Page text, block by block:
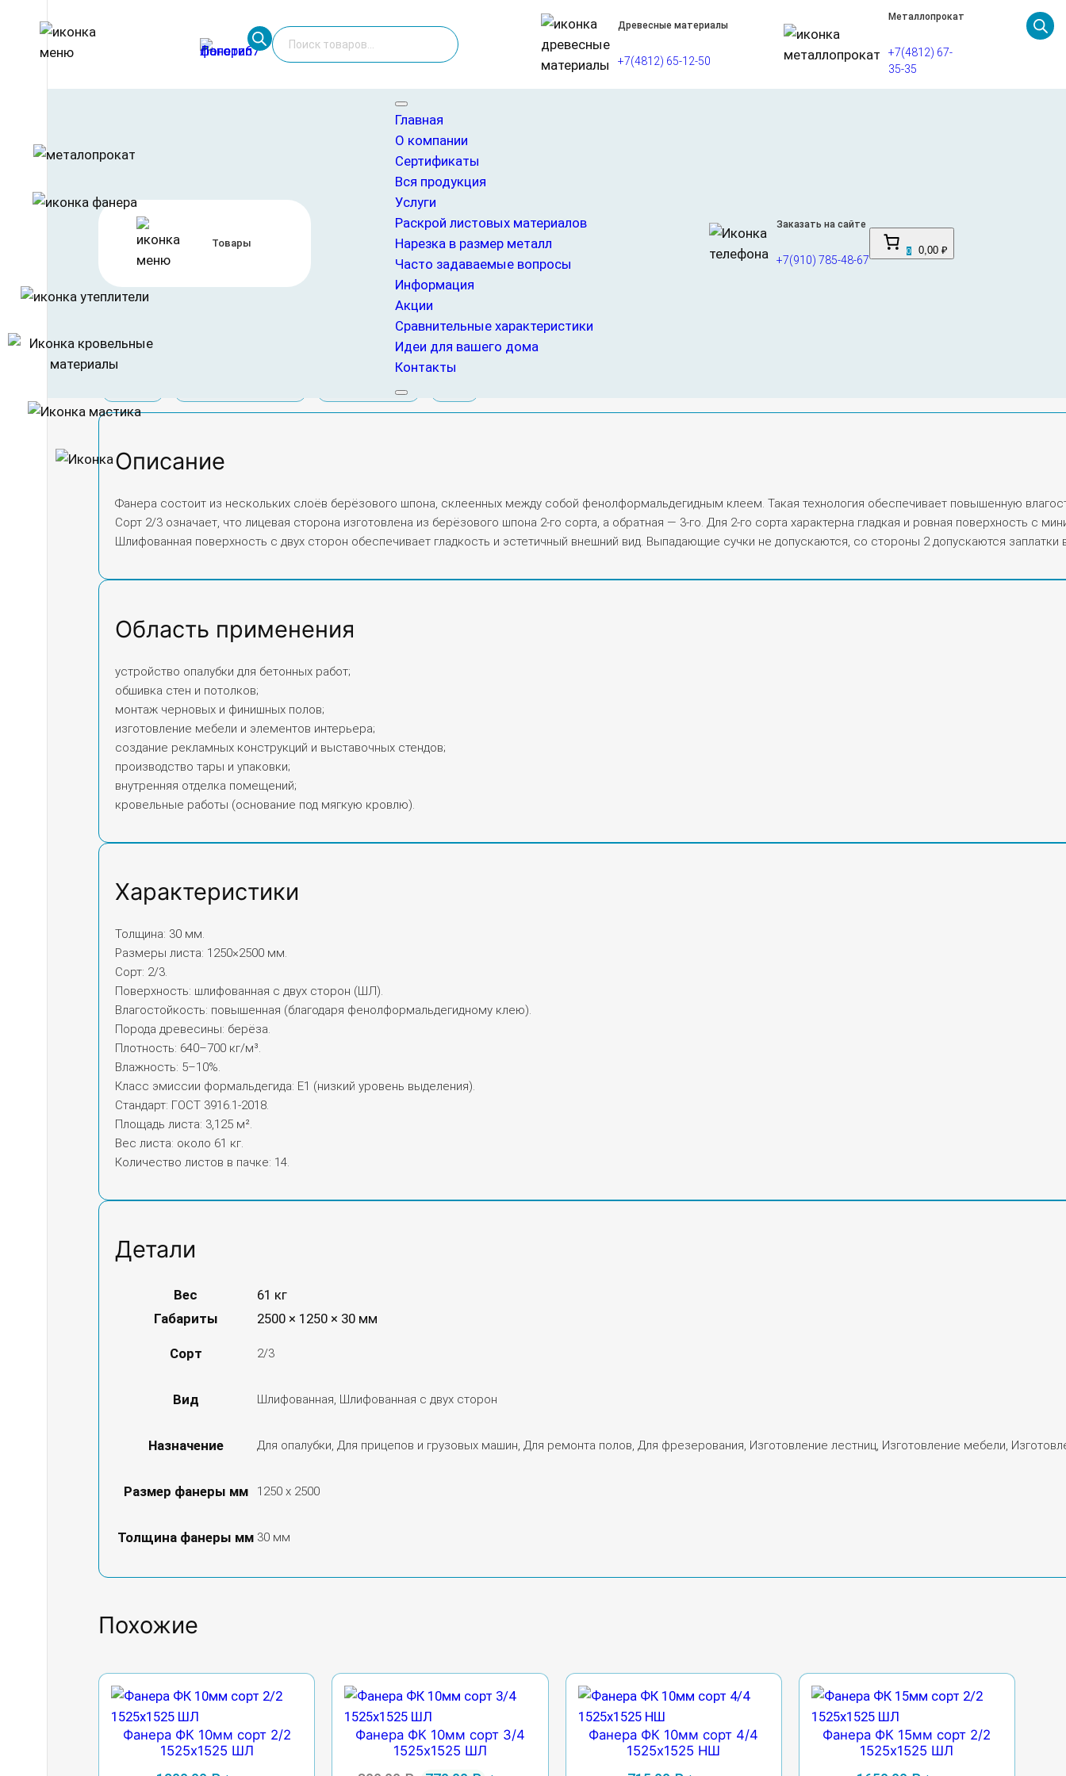
к
содержимому
Поиск
товаров
Древесные материалы
+7(4812) 65-12-50
Металлопрокат
+7(4812) 67-
35-35
Товары
Главная
О компании
Сертификаты
Вся продукция
Услуги
Раскрой листовых материалов
Нарезка в размер металл
Часто задаваемые вопросы
Информация
Акции
Сравнительные характеристики
Идеи для вашего дома
Контакты
Заказать на сайте
+7(910) 785-48-67
0 0,00 ₽
/ Фанера ФСФ 30 мм сорт 2/3 1250х2500 ШЛ
Фанера ФСФ 30 мм сорт 2/3 1250х2500 ШЛ
Фанера ФСФ 30 мм 2/3 ШЛ — влагостойкий материал для строительных, мебельных и отделочных
работ. Подходит для использования в условиях повышенной влажности, в том числе на открытом
воздухе. Шлифованная поверхность упрощает дальнейшую обработку: покраску, лакировку,
Категория:Фанера
Характеристики
Описание
Фанера состоит из нескольких слоёв берёзового шпона, склеенных между собой фенолформальдегидным клеем. Такая технология обеспечивает повышенную
Сорт 2/3 означает, что лицевая сторона изготовлена из берёзового шпона 2-го сорта, а обратная — 3-го. Для 2-го сорта характерна гладкая и ровная
Шлифованная поверхность с двух сторон обеспечивает гладкость и эстетичный внешний вид. Выпадающие сучки не допускаются, со стороны 2 допускаются
Область применения
устройство опалубки для бетонных работ;
обшивка стен и потолков;
монтаж черновых и финишных полов;
изготовление мебели и элементов интерьера;
создание рекламных конструкций и выставочных стендов;
производство тары и упаковки;
внутренняя отделка помещений;
кровельные работы (основание под мягкую кровлю).
Характеристики
Толщина: 30 мм.
Размеры листа: 1250×2500 мм.
Сорт: 2/3.
Поверхность: шлифованная с двух сторон (ШЛ).
Влагостойкость: повышенная (благодаря фенолформальдегидному клею).
Порода древесины: берёза.
Плотность: 640–700 кг/м³.
Влажность: 5–10%.
Класс эмиссии формальдегида: E1 (низкий уровень выделения).
Стандарт: ГОСТ 3916.1-2018.
Площадь листа: 3,125 м².
Вес листа: около 61 кг.
Количество листов в пачке: 14.
Детали
Вес
61 кг
Габариты
2500 × 1250 × 30 мм
Сорт 2/3
Вид Шлифованная, Шлифованная с двух сторон
Назначение Для опалубки, Для прицепов и грузовых машин, Для ремонта полов, Для фрезерования, Изготовление лестниц, Изготовление мебели,
Размер фанеры мм 1250 х 2500
Толщина фанеры мм 30 мм
Похожие
Фанера ФК 10мм сорт 2/2
1525х1525 ШЛ
Фанера ФК 10мм сорт 3/4
1525х1525 ШЛ
Фанера ФК 10мм сорт 4/4
1525х1525 НШ
Фанера ФК 15мм сорт 2/2
1525х1525 ШЛ